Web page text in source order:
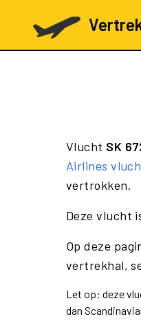
Vlucht SK
Airlines
vertrokken.
Deze vlucht
Op deze
vertrekhal,
Let op: deze
dan